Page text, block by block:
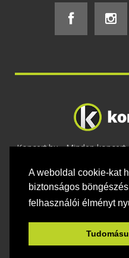
A weboldal cookie-kat
biztonságos
felhasználói élményt
Koncert.hu - Minden
2020 Adatvédelem
feltételek-Webmaster-